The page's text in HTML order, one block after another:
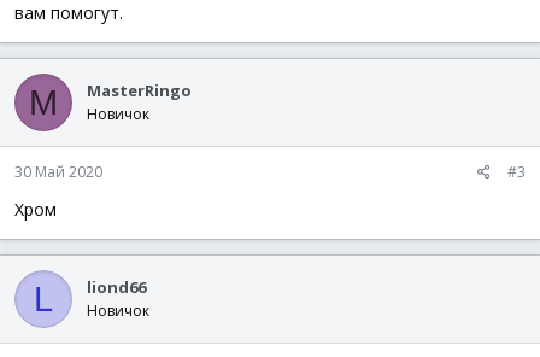
вам помогут.
M MasterRingo
Новичок
30 Май 2020 #3
Хром
L liond66
Новичок